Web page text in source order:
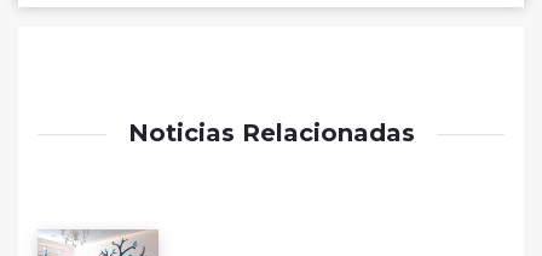
Noticias Relacionadas